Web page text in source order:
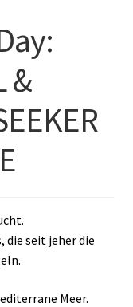
&
die seit jeher die
Meer.